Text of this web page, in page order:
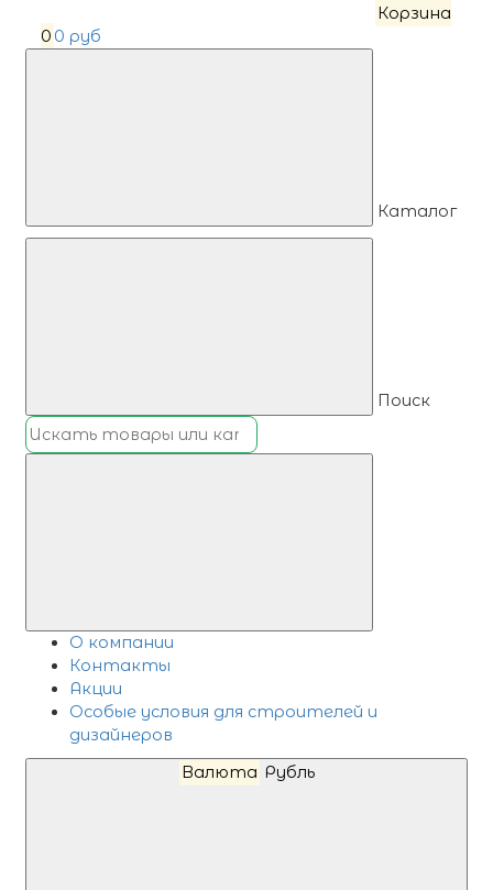
Корзина
0 0 руб
Каталог
Поиск
О компании
Контакты
Акции
Особые условия для строителей и
дизайнеров
Валюта Рубль